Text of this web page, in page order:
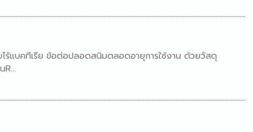
ไร้แบคทีเรีย ข้อต่อปลอดสนิมตลอดอายุการใช้งาน ด้วยวัสดุ